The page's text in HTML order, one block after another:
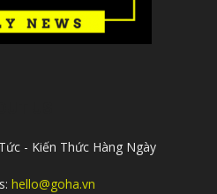
- Kiến Thức Hàng Ngày
hello@goha.vn